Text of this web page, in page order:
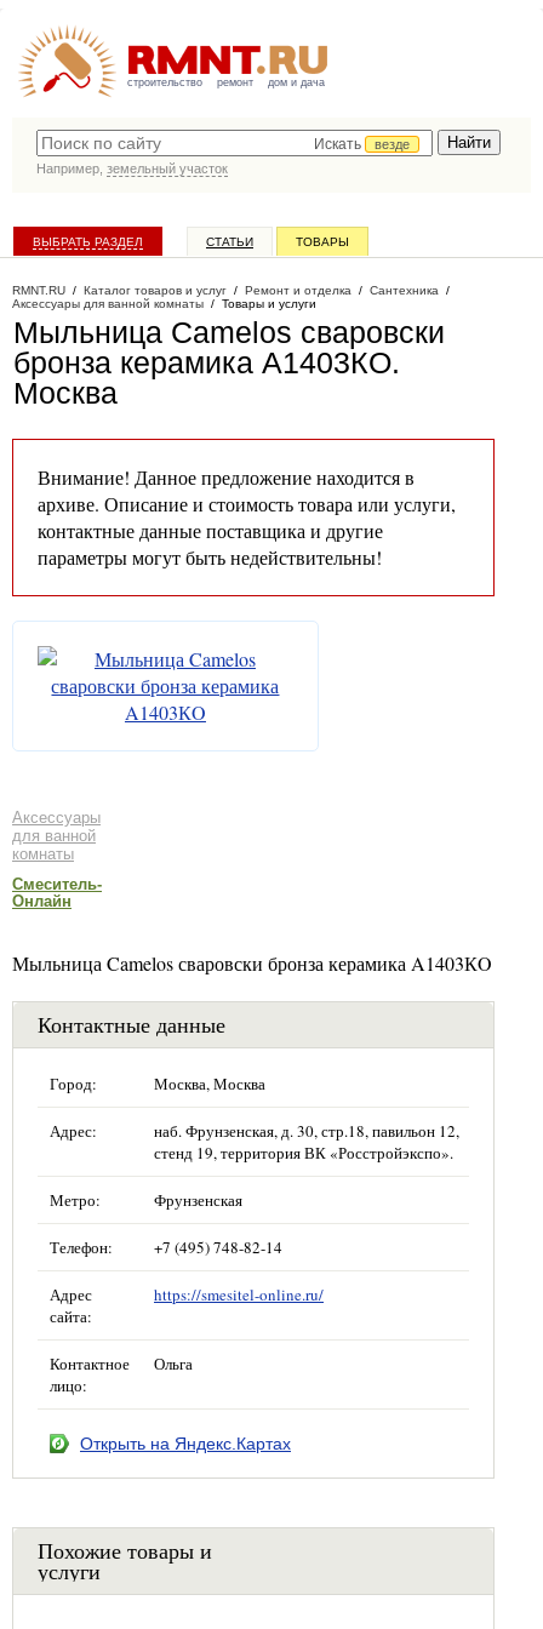
строительство ремонт дом и дача
Искать
везде
Например, земельный участок
ВЫБРАТЬ РАЗДЕЛ СТАТЬИ ТОВАРЫ
RMNT.RU / Каталог товаров и услуг / Ремонт и отделка / Сантехника /
Аксессуары для ванной комнаты / Товары и услуги
Мыльница Camelos сваровски
бронза керамика A1403КO.
Москва
Внимание! Данное предложение находится в
архиве. Описание и стоимость товара или услуги,
контактные данные поставщика и другие
параметры могут быть недействительны!
Аксессуары
для ванной
комнаты
Смеситель-
Онлайн
Мыльница Camelos сваровски бронза керамика A1403КO
Контактные данные
Город: Москва, Москва
Адрес:
наб. Фрунзенская, д. 30, стр.18, павильон 12,
стенд 19, территория ВК «Росстройэкспо».
Метро: Фрунзенская
Телефон: +7 (495) 748-82-14
Адрес
сайта:
https://smesitel-online.ru/
Контактное
лицо:
Ольга
Открыть на Яндекс.Картах
Похожие товары и
услуги